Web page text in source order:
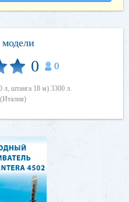
0 0
л, штанга 18 м) 3300 л.